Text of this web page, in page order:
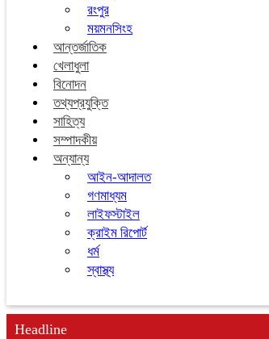
রংপুর
ময়মনসিংহ
আন্তর্জাতিক
খেলাধুলা
বিনোদন
তথ্যপ্রযুক্তি
সাহিত্য
সম্পাদকীয়
অন্যান্য
আইন-আদালত
গণমাধ্যম
লাইফস্টাইল
ক্রাইম রিপোর্ট
ধর্ম
স্বাস্থ্য
Headline